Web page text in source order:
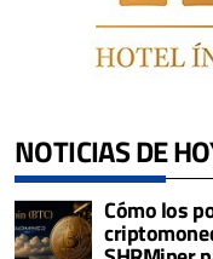
NOTICIAS DE
Cómo los